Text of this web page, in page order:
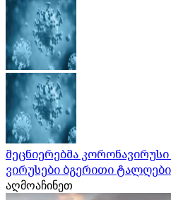
მეცნიერებმა
ვირუსები ბგერითი
აღმოაჩინეთ